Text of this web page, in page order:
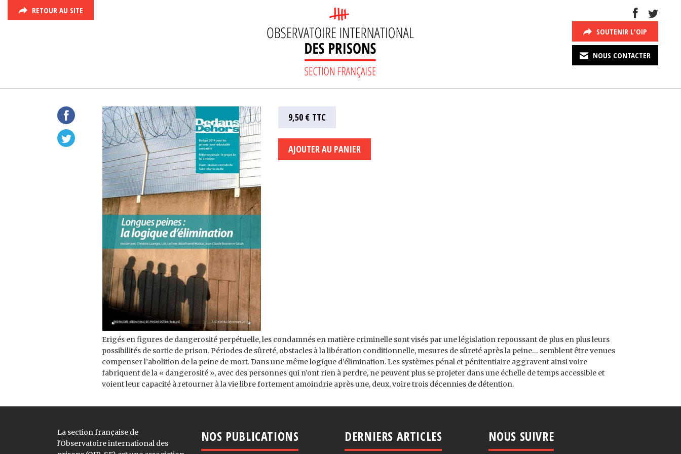
RETOUR AU SITE
SOUTENIR L'OIP
NOUS CONTACTER
9,50 € TTC
Erigés en figures de dangerosité perpétuelle, les condamnés en matière criminelle sont visés par une législation repoussant de plus en plus leurs
possibilités de sortie de prison. Périodes de sûreté, obstacles à la libération conditionnelle, mesures de sûreté après la peine… semblent être venues
compenser l’abolition de la peine de mort. Dans une même logique d’élimination. Les systèmes pénal et pénitentiaire aggravent ainsi voire
fabriquent de la « dangerosité », avec des personnes qui n’ont rien à perdre, ne peuvent plus se projeter dans une échelle de temps accessible et
voient leur capacité à retourner à la vie libre fortement amoindrie après une, deux, voire trois décennies de détention.
La section française de
l'Observatoire international des
NOS PUBLICATIONS DERNIERS ARTICLES NOUS SUIVRE